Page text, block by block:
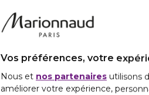
Vos préférences, votre
Nous et nos partenaires utilisons
améliorer votre expérience,